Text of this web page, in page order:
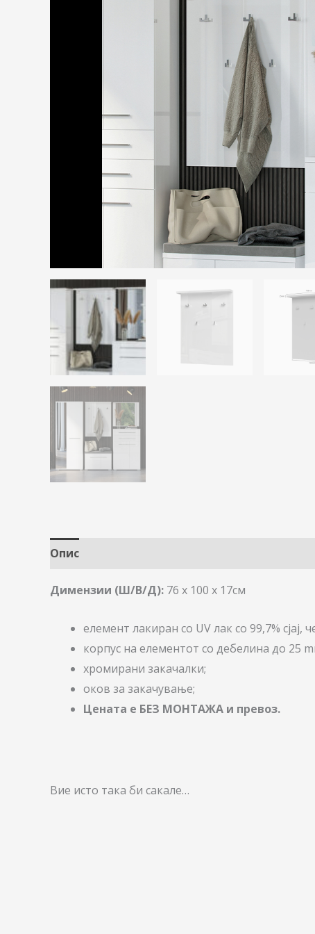
Опис
Димензии (Ш/В/Д): 76 x 100 х 17см
елемент лакиран со UV лак со 99,7%
корпус на елементот со дебелина до 25
хромирани закачалки;
оков за закачување;
Цената е БЕЗ МОНТАЖА и превоз.
Вие исто така би сакале…